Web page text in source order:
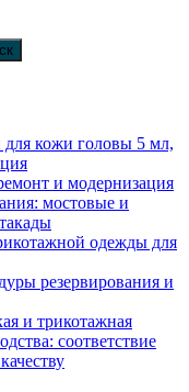
кожи головы 5 мл,
и модернизация
мостовые и
одежды для
резервирования и
и трикотажная
соответствие